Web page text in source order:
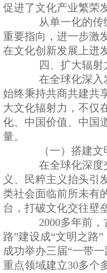
促进了文化产业繁荣
从单一化的传统
重要指向，进一步激
在文化创新发展上迸
四、扩大辐射
在全球化深入发
始终秉持共商共建共
大文化辐射力，不仅
化、中国价值、中国
量。
（一）搭建文
在全球化深度交
义、民粹主义抬头引
类社会面临前所未有
台，打破文化交往壁
2000多年前，
路”建设成“文明之路
成功举办三届“一带
重点领域建立30多个